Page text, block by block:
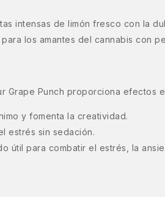
intensas de limón fresco con la
los amantes del cannabis con
Grape Punch proporciona efectos
y fomenta la creatividad.
estrés sin sedación.
útil para combatir el estrés, la